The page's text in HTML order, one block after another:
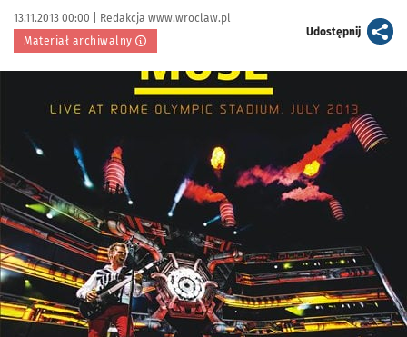
Data publikacji:
13.11.2013 00:00 | Autor:
Redakcja www.wroclaw.pl
Materiał archiwalny
Udostępnijartykuł
Kliknij, aby powiększyć